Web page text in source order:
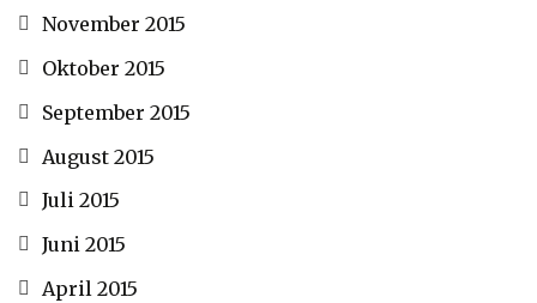
November 2015
Oktober 2015
September 2015
August 2015
Juli 2015
Juni 2015
April 2015